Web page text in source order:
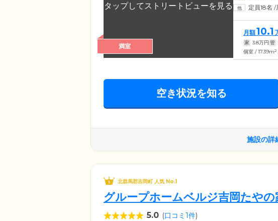
満室
定員18名 /
月額10.1
家 3.8万円 管
個室 / 17.39m2
空き状況を知る
施設の詳
北群馬郡吉岡町 人気 No.1
グループホームベルジ吉岡たやの
5.0 (口コミ1件)